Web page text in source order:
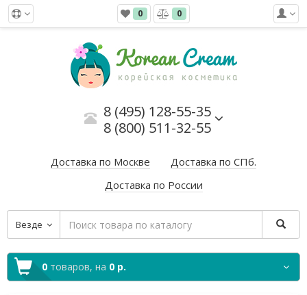
0 0
8 (495) 128-55-35
8 (800) 511-32-55
Доставка по Москве
Доставка по СПб.
Доставка по России
Везде
0 товаров, на 0 р.